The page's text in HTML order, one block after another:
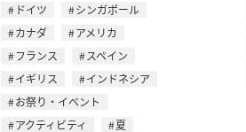
ドイツ
シンガポール
カナダ
アメリカ
フランス
スペイン
イギリス
インドネシア
お祭り・イベント
アクティビティ
夏